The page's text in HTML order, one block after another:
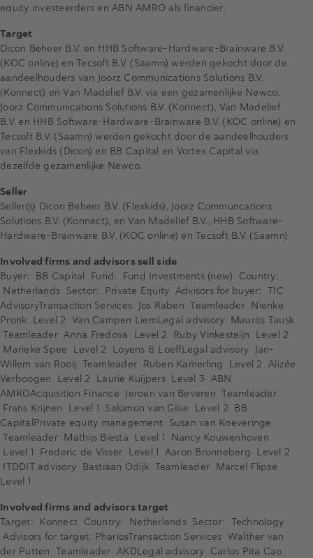
equity investeerders en ABN AMRO als financier.
Target
Dicon Beheer B.V. en HHB Software-Hardware-Brainware B.V.
(KOC online) en Tecsoft B.V. (Saamn) werden gekocht door de
aandeelhouders van Joorz Communications Solutions B.V.
(Konnect) en Van Madelief B.V. via een gezamenlijke Newco.
Joorz Communications Solutions B.V. (Konnect), Van Madelief
B.V. en HHB Software-Hardware-Brainware B.V. (KOC online) en
Tecsoft B.V. (Saamn) werden gekocht door de aandeelhouders
van Flexkids (Dicon) en BB Capital en Vortex Capital via
dezelfde gezamenlijke Newco.
Seller
Seller(s) Dicon Beheer B.V. (Flexkids), Joorz Communcations
Solutions B.V. (Konnect), en Van Madelief B.V., HHB Software-
Hardware-Brainware B.V. (KOC online) en Tecsoft B.V. (Saamn)
Involved firms and advisors sell side
Buyer: BB Capital Fund: Fund Investments (new) Country:
Netherlands Sector: Private Equity Advisors for buyer: TIC
AdvisoryTransaction Services Jos Raben Teamleader Nienke
Pronk Level 2 Van Campen LiemLegal advisory Maurits Tausk
Teamleader Anna Fredova Level 2 Ruby Vinkesteijn Level 2
Marieke Spee Level 2 Loyens & LoeffLegal advisory Jan-
Willem van Rooij Teamleader Ruben Kamerling Level 2 Alizée
Verboogen Level 2 Laurie Kuijpers Level 3 ABN
AMROAcquisition Finance Jeroen van Beveren Teamleader
Frans Krijnen Level 1 Salomon van Gilse Level 2 BB
CapitalPrivate equity management Susan van Koeveringe
Teamleader Mathijs Biesta Level 1 Nancy Kouwenhoven
Level 1 Frederic de Visser Level 1 Aaron Bronneberg Level 2
ITDDIT advisory Bastiaan Odijk Teamleader Marcel Flipse
Level 1
Involved firms and advisors target
Target: Konnect Country: Netherlands Sector: Technology
Advisors for target: PhariosTransaction Services Walther van
der Putten Teamleader AKDLegal advisory Carlos Pita Cao